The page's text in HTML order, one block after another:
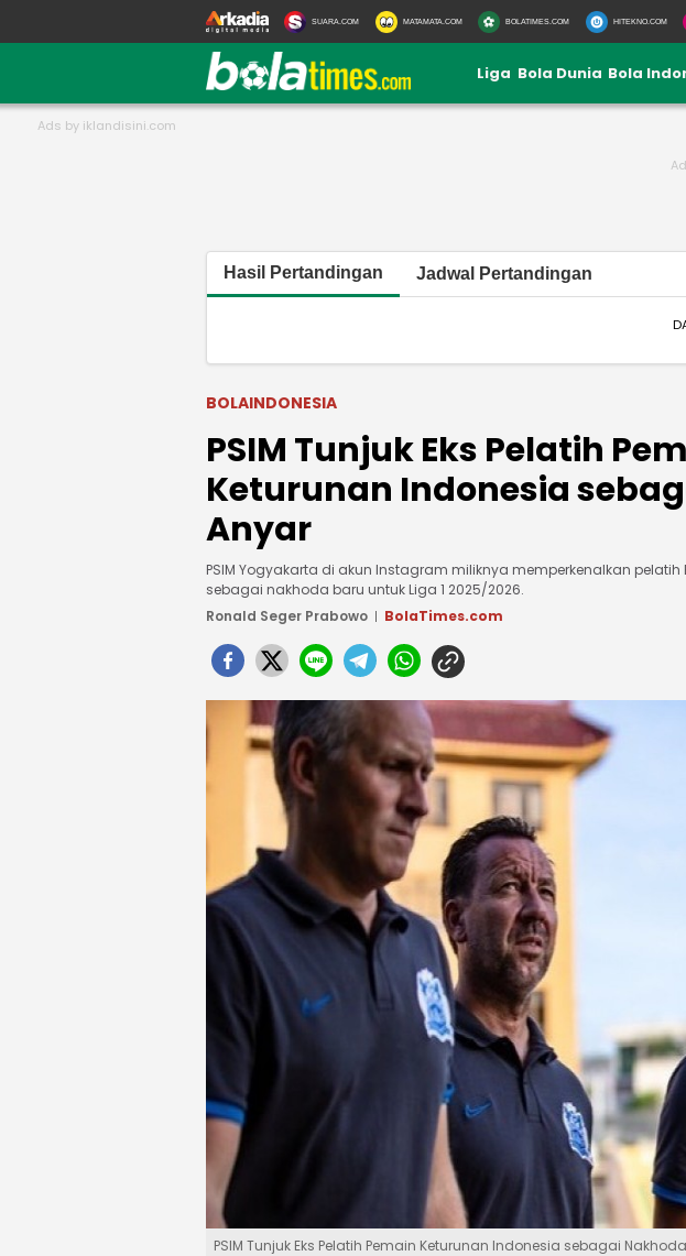
SUARA.COM MATAMATA.COM BOLATIMES.COM HITEKNO.COM
Liga Bola Dunia Bola
Hasil Pertandingan Jadwal Pertandingan
BOLAINDONESIA
PSIM Tunjuk Eks Pelatih
Keturunan Indonesia
Anyar
PSIM Yogyakarta di akun Instagram miliknya memperkenalkan
sebagai nakhoda baru untuk Liga 1 2025/2026.
Ronald Seger Prabowo
BolaTimes.com
PSIM Tunjuk Eks Pelatih Pemain Keturunan Indonesia sebagai